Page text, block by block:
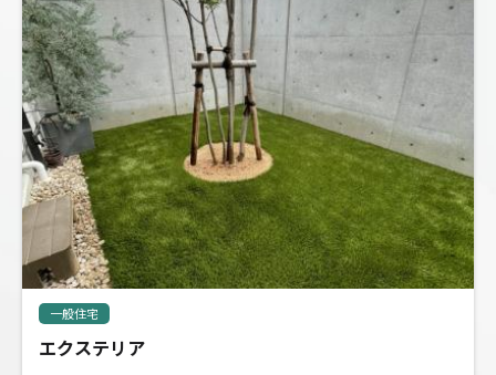
一般住宅
エクステリア